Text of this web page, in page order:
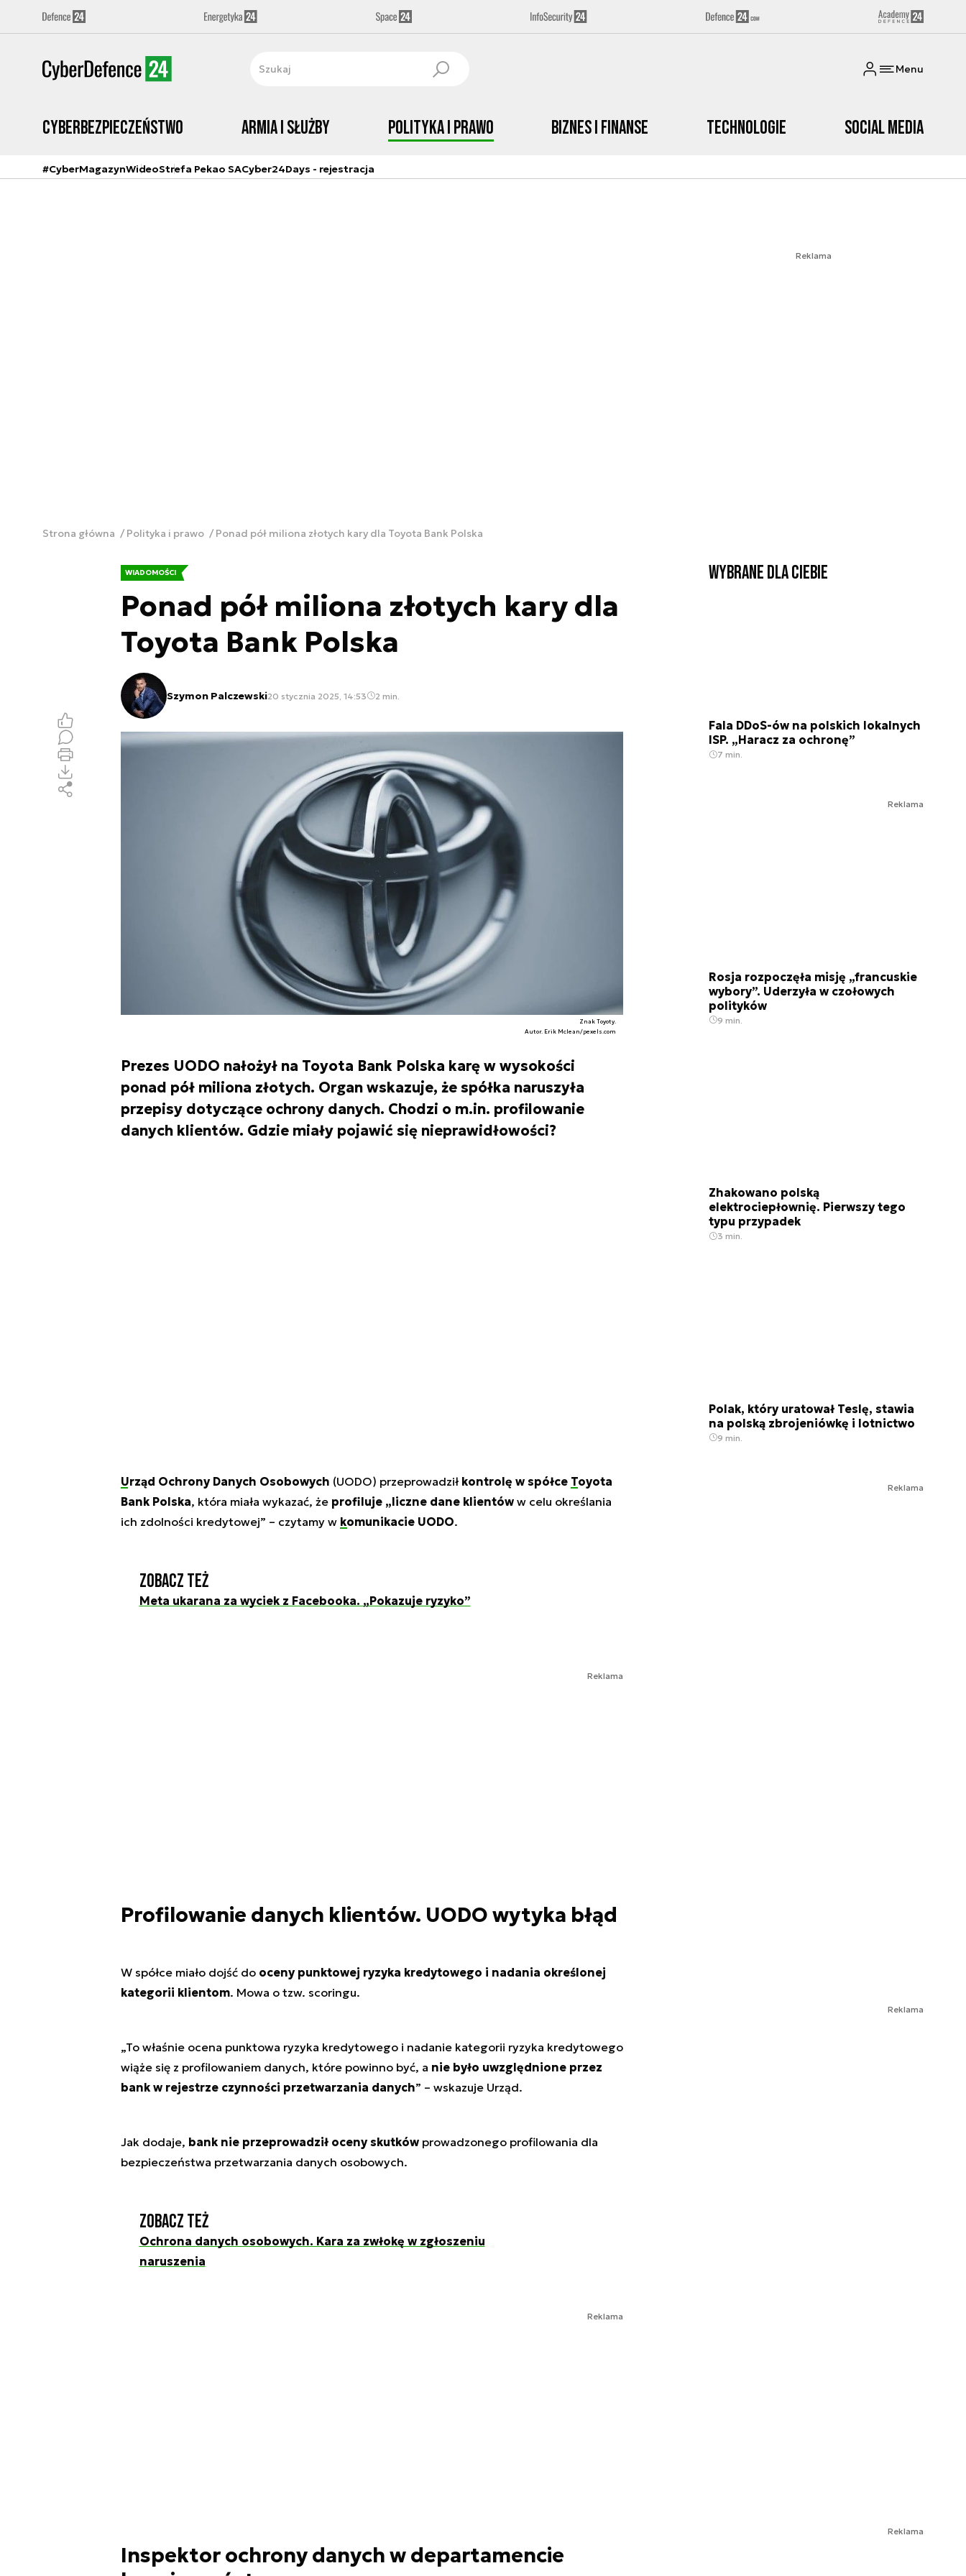
Menu
Cyberbezpieczeństwo Armia i Służby Polityka i prawo Biznes i Finanse Technologie Social media
#CyberMagazynWideoStrefa Pekao SACyber24Days - rejestracja
Reklama
Strona główna Polityka i prawo Ponad pół miliona złotych kary dla Toyota Bank Polska
WIADOMOŚCI
Ponad pół miliona złotych kary dla
Toyota Bank Polska
Szymon Palczewski20 stycznia 2025, 14:53 2 min.
Znak Toyoty.
Autor. Erik Mclean/pexels.com
Prezes UODO nałożył na Toyota Bank Polska karę w wysokości
ponad pół miliona złotych. Organ wskazuje, że spółka naruszyła
przepisy dotyczące ochrony danych. Chodzi o m.in. profilowanie
danych klientów. Gdzie miały pojawić się nieprawidłowości?
Urząd Ochrony Danych Osobowych (UODO) przeprowadził kontrolę w spółce Toyota
Bank Polska, która miała wykazać, że profiluje „liczne dane klientóww celu określania
ich zdolności kredytowej” – czytamy w komunikacie UODO.
Zobacz też
Meta ukarana za wyciek z Facebooka. „Pokazuje ryzyko”
Reklama
Profilowanie danych klientów. UODO wytyka błąd
W spółce miało dojść do oceny punktowej ryzyka kredytowego i nadania określonej
kategorii klientom. Mowa o tzw. scoringu.
„To właśnie ocena punktowa ryzyka kredytowego i nadanie kategorii ryzyka kredytowego
wiąże się z profilowaniem danych, które powinno być, a nie było uwzględnione przez
bank w rejestrze czynności przetwarzania danych” – wskazuje Urząd.
Jak dodaje, bank nie przeprowadził oceny skutkówprowadzonego profilowania dla
bezpieczeństwa przetwarzania danych osobowych.
Zobacz też
Ochrona danych osobowych. Kara za zwłokę w zgłoszeniu
naruszenia
Reklama
Inspektor ochrony danych w departamencie
Wybrane dla Ciebie
Fala DDoS-ów na polskich lokalnych
ISP. „Haracz za ochronę”
7 min.
Reklama
Rosja rozpoczęła misję „francuskie
wybory”. Uderzyła w czołowych
polityków
9 min.
Zhakowano polską
elektrociepłownię. Pierwszy tego
typu przypadek
3 min.
Polak, który uratował Teslę, stawia
na polską zbrojeniówkę i lotnictwo
9 min.
Reklama
Reklama
Reklama